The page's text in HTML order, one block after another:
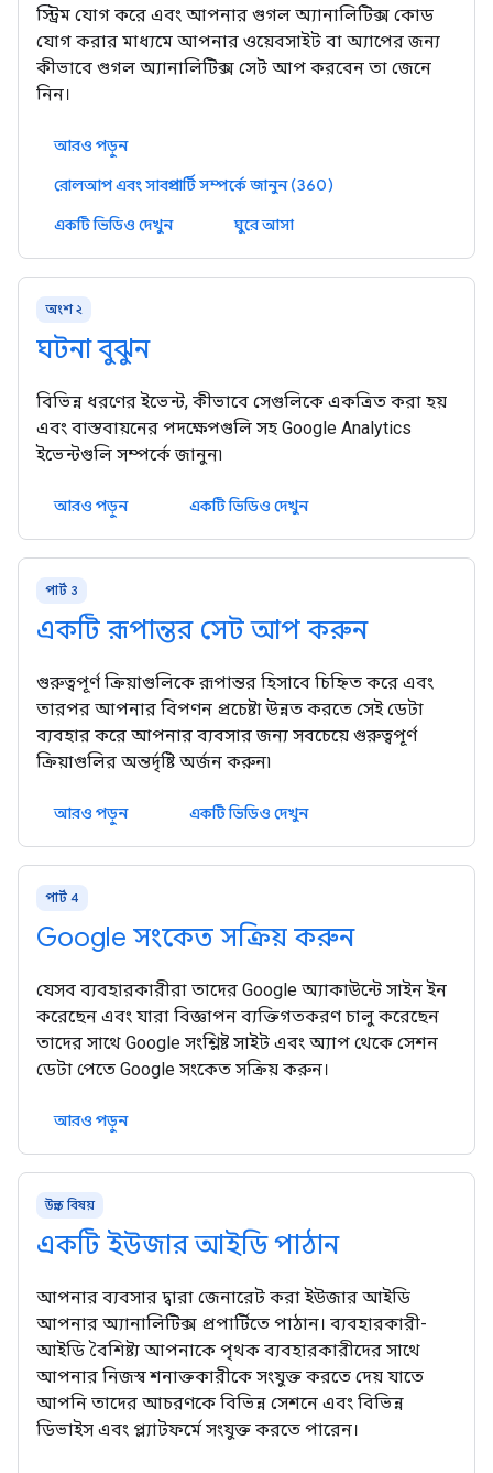
স্ট্রিম যোগ করে এবং আপনার গুগল অ্যানালিটিক্স কোড
যোগ করার মাধ্যমে আপনার ওয়েবসাইট বা অ্যাপের জন্য
কীভাবে গুগল অ্যানালিটিক্স সেট আপ করবেন তা জেনে
নিন।
আরও পড়ুন
রোলআপ এবং সাবপ্রপার্টি সম্পর্কে জানুন (360)
একটি ভিডিও দেখুন
ঘুরে আসা
অংশ ২
ঘটনা বুঝুন
বিভিন্ন ধরণের ইভেন্ট, কীভাবে সেগুলিকে একত্রিত করা হয়
এবং বাস্তবায়নের পদক্ষেপগুলি সহ Google Analytics
ইভেন্টগুলি সম্পর্কে জানুন৷
আরও পড়ুন একটি ভিডিও দেখুন
পার্ট 3
একটি রূপান্তর সেট আপ করুন
গুরুত্বপূর্ণ ক্রিয়াগুলিকে রূপান্তর হিসাবে চিহ্নিত করে এবং
তারপর আপনার বিপণন প্রচেষ্টা উন্নত করতে সেই ডেটা
ব্যবহার করে আপনার ব্যবসার জন্য সবচেয়ে গুরুত্বপূর্ণ
ক্রিয়াগুলির অন্তর্দৃষ্টি অর্জন করুন৷
আরও পড়ুন একটি ভিডিও দেখুন
পার্ট 4
Google সংকেত সক্রিয় করুন
যেসব ব্যবহারকারীরা তাদের Google অ্যাকাউন্টে সাইন ইন
করেছেন এবং যারা বিজ্ঞাপন ব্যক্তিগতকরণ চালু করেছেন
তাদের সাথে Google সংশ্লিষ্ট সাইট এবং অ্যাপ থেকে সেশন
ডেটা পেতে Google সংকেত সক্রিয় করুন।
আরও পড়ুন
উন্নত বিষয়
একটি ইউজার আইডি পাঠান
আপনার ব্যবসার দ্বারা জেনারেট করা ইউজার আইডি
আপনার অ্যানালিটিক্স প্রপার্টিতে পাঠান। ব্যবহারকারী-
আইডি বৈশিষ্ট্য আপনাকে পৃথক ব্যবহারকারীদের সাথে
আপনার নিজস্ব শনাক্তকারীকে সংযুক্ত করতে দেয় যাতে
আপনি তাদের আচরণকে বিভিন্ন সেশনে এবং বিভিন্ন
ডিভাইস এবং প্ল্যাটফর্মে সংযুক্ত করতে পারেন।